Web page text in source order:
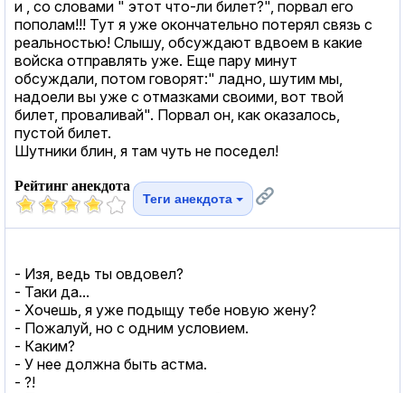
и , со словами " этот что-ли билет?", порвал его
пополам!!! Тут я уже окончательно потерял связь с
реальностью! Слышу, обсуждают вдвоем в какие
войска отправлять уже. Еще пару минут
обсуждали, потом говорят:" ладно, шутим мы,
надоели вы уже с отмазками своими, вот твой
билет, проваливай". Порвал он, как оказалось,
пустой билет.
Шутники блин, я там чуть не поседел!
Рейтинг анекдота
Теги анекдота
- Изя, ведь ты овдовел?
- Таки да...
- Хочешь, я уже подыщу тебе новую жену?
- Пожалуй, но с одним условием.
- Каким?
- У нее должна быть астма.
- ?!